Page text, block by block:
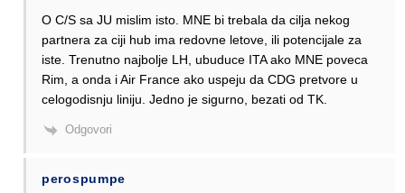
O C/S sa JU mislim isto. MNE bi trebala da cilja nekog
partnera za ciji hub ima redovne letove, ili potencijale za
iste. Trenutno najbolje LH, ubuduce ITA ako MNE poveca
Rim, a onda i Air France ako uspeju da CDG pretvore u
celogodisnju liniju. Jedno je sigurno, bezati od TK.
Odgovori
perospumpe